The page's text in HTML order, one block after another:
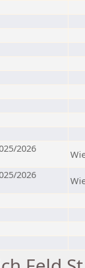
2026
2026